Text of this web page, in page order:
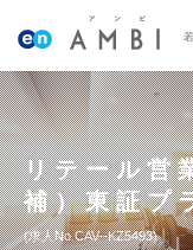
リテール営
補）東証プ
求人No.CAV--KZ5493